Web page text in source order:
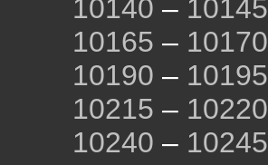
10140 – 10145
10165 – 10170
10190 – 10195
10215 – 10220
10240 – 10245